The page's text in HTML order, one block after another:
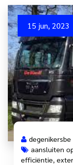
15 jun, 2023
degenikersbe
aansluiten
efficiëntie,